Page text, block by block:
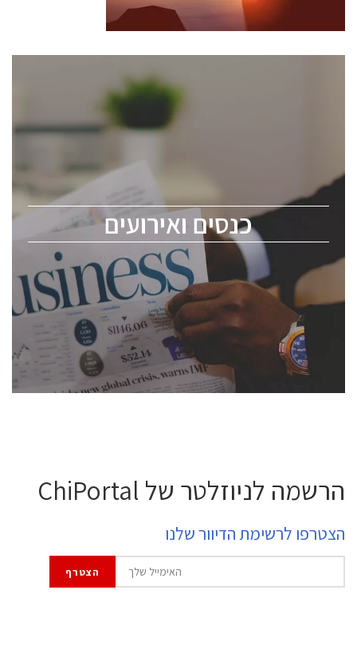
כנסים ואירועים
כנסים ואירועים
לכל העוסקים בתעשיית הסמיקונדקטור כולל מהנדסים,
ChipEx2026 will be held on May 12-13, 2026. The
conference is intended for everyone involved in the
semiconductor industry, including engineers,
professional experts, and senior executives.
לחץ לפרטים
הרשמה לניוזלטר של ChiPortal
הצטרפו לרשימת הדיוור שלנו